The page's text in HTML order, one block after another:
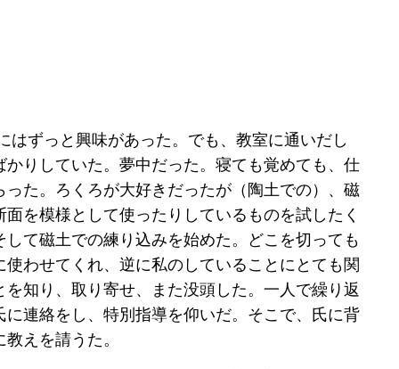
ずっと興味があった。でも、教室に通いだし
りしていた。夢中だった。寝ても覚めても、仕
た。ろくろが大好きだったが（陶土での）、磁
を模様として使ったりしているものを試したく
て磁土での練り込みを始めた。どこを切っても
わせてくれ、逆に私のしていることにとても関
知り、取り寄せ、また没頭した。一人で繰り返
連絡をし、特別指導を仰いだ。そこで、氏に背
えを請うた。